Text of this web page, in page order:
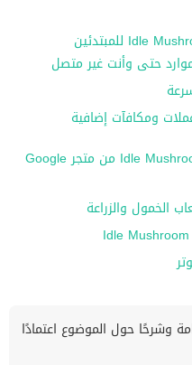
حتى وأنت غير متصل
ومكافآت إضافية
رابط تحميل مباشر لعبة Idle Mushroom Garden من متجر Google
الخمول والزراعة
وشرحًا حول الموضوع اعتمادًا